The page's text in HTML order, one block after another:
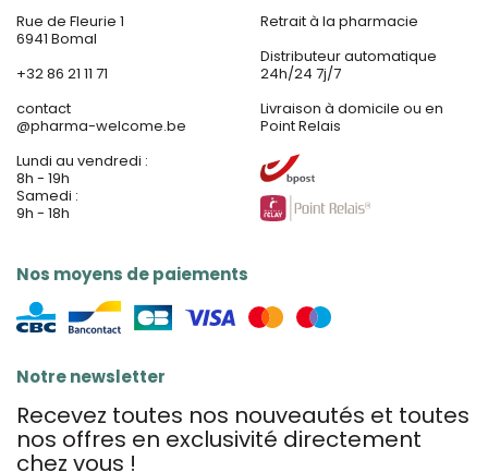
Rue de Fleurie 1
6941 Bomal
+32 86 21 11 71
contact
@pharma-welcome.be
Lundi au vendredi :
8h - 19h
Samedi :
9h - 18h
Nos moyens de paiements
Retrait à la pharmacie
Distributeur automatique
24h/24 7j/7
Livraison à domicile ou en
Point Relais
Notre newsletter
Recevez toutes nos nouveautés et toutes
nos offres en exclusivité directement
chez vous !